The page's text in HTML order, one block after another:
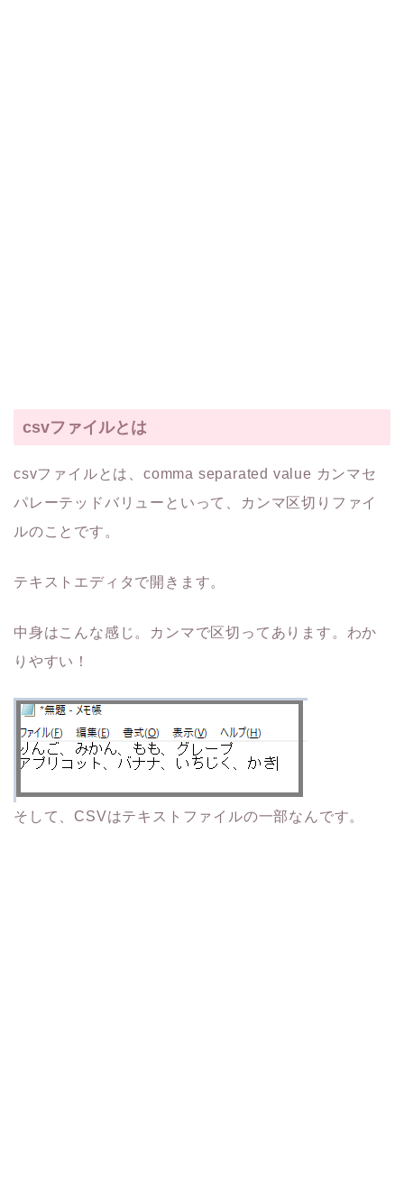
csvファイルとは
csvファイルとは、comma separated value カンマセ
パレーテッドバリューといって、カンマ区切りファイ
ルのことです。
テキストエディタで開きます。
中身はこんな感じ。カンマで区切ってあります。わか
りやすい！
そして、CSVはテキストファイルの一部なんです。